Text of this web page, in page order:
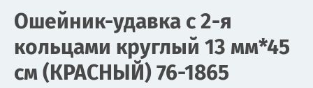
Ошейник-удавка с 2-я
кольцами круглый 13 мм*45
см (КРАСНЫЙ) 76-1865